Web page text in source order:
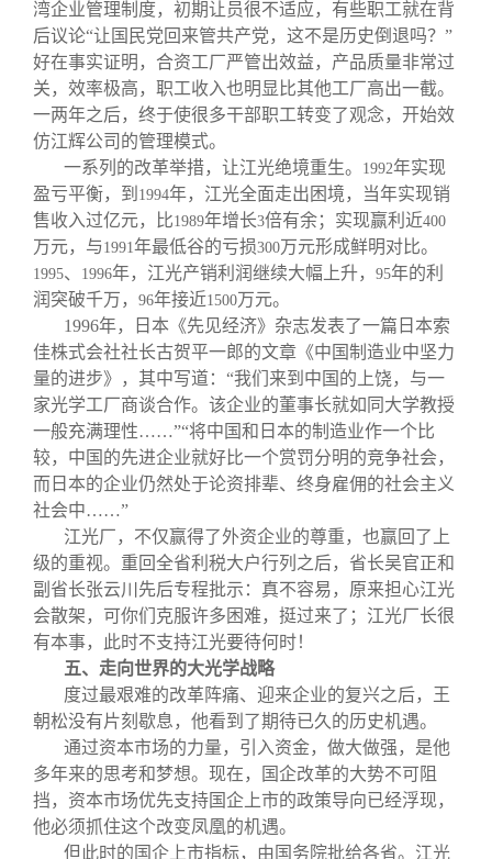
湾企业管理制度，初期让员很不适应，有些职工就在背
后议论“让国民党回来管共产党，这不是历史倒退吗？”
好在事实证明，合资工厂严管出效益，产品质量非常过
关，效率极高，职工收入也明显比其他工厂高出一截。
一两年之后，终于使很多干部职工转变了观念，开始效
仿江辉公司的管理模式。
一系列的改革举措，让江光绝境重生。
1992年实现
盈亏平衡，到 1994年，江光全面走出困境，当年实现销
售收入过亿元，比1989年增长3倍有余；实现赢利近400
万元，与1991年最低谷的亏损300万元形成鲜明对比。
1995、 1996年，江光产销利润继续大幅上升， 95年的利
润突破千万， 96年接近1500万元。
1996年，日本《先见经济》杂志发表了一篇日本索
佳株式会社社长古贺平一郎的文章《中国制造业中坚力
量的进步》，其中写道：“我们来到中国的上饶，与一
家光学工厂商谈合作。该企业的董事长就如同大学教授
一般充满理性……”“将中国和日本的制造业作一个比
较，中国的先进企业就好比一个赏罚分明的竞争社会，
而日本的企业仍然处于论资排辈、终身雇佣的社会主义
社会中……”
江光厂，不仅赢得了外资企业的尊重，也赢回了上
级的重视。重回全省利税大户行列之后，省长吴官正和
副省长张云川先后专程批示：真不容易，原来担心江光
会散架，可你们克服许多困难，挺过来了；江光厂长很
有本事，此时不支持江光要待何时！
五、走向世界的大光学战略
度过最艰难的改革阵痛、迎来企业的复兴之后，王
朝松没有片刻歇息，他看到了期待已久的历史机遇。
通过资本市场的力量，引入资金，做大做强，是他
多年来的思考和梦想。现在，国企改革的大势不可阻
挡，资本市场优先支持国企上市的政策导向已经浮现，
他必须抓住这个改变凤凰的机遇。
但此时的国企上市指标，由国务院批给各省。江光